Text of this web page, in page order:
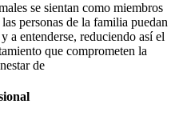
se sientan como miembros
personas de la familia puedan
a entenderse, reduciendo así el
que comprometen la
de